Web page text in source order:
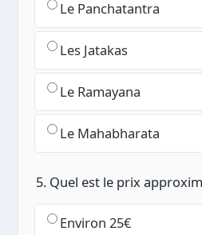
Le Panchatantra
Les Jatakas
Le Ramayana
Le Mahabharata
5. Quel est le prix
Environ 25€